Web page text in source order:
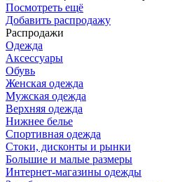
Посмотреть ещё
Добавить распродажу
Распродажи
Одежда
Аксессуары
Обувь
Женская одежда
Мужская одежда
Верхняя одежда
Нижнее белье
Спортивная одежда
Стоки, дисконты и рынки
Большие и малые размеры
Интернет-магазины одежды